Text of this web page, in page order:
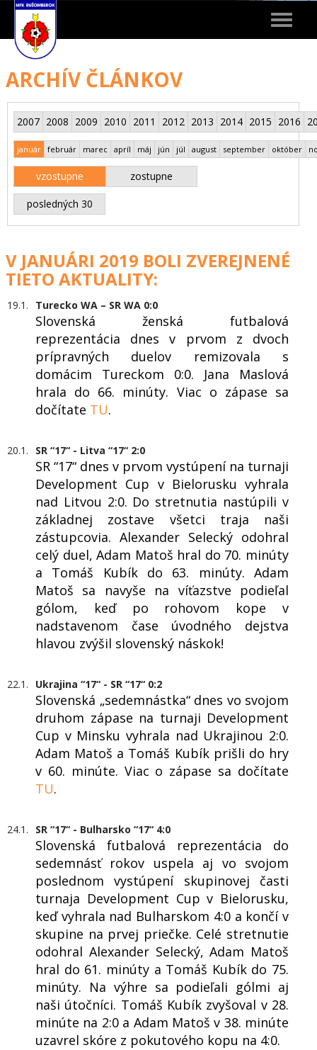
Toggle
ARCHÍV ČLÁNKOV
2007 2008 2009 2010 2011 2012 2013 2014 2015 2016
január február marec apríl máj jún júl august september október
vzostupne zostupne
posledných 30
V JANUÁRI 2019 BOLI ZVEREJNENÉ
TIETO AKTUALITY:
19.1. Turecko WA – SR WA 0:0
Slovenská ženská futbalová
reprezentácia dnes v prvom z dvoch
prípravných duelov remizovala s
domácim Tureckom 0:0. Jana Maslová
hrala do 66. minúty. Viac o zápase sa
dočítate TU.
20.1. SR “17“ - Litva “17“ 2:0
SR “17“ dnes v prvom vystúpení na turnaji
Development Cup v Bielorusku vyhrala
nad Litvou 2:0. Do stretnutia nastúpili v
základnej zostave všetci traja naši
zástupcovia. Alexander Selecký odohral
celý duel, Adam Matoš hral do 70. minúty
a Tomáš Kubík do 63. minúty. Adam
Matoš sa navyše na víťazstve podieľal
gólom, keď po rohovom kope v
nadstavenom čase úvodného dejstva
hlavou zvýšil slovenský náskok!
22.1. Ukrajina “17“ - SR “17“ 0:2
Slovenská „sedemnástka“ dnes vo svojom
druhom zápase na turnaji Development
Cup v Minsku vyhrala nad Ukrajinou 2:0.
Adam Matoš a Tomáš Kubík prišli do hry
v 60. minúte. Viac o zápase sa dočítate
TU.
24.1. SR “17“ - Bulharsko “17“ 4:0
Slovenská futbalová reprezentácia do
sedemnásť rokov uspela aj vo svojom
poslednom vystúpení skupinovej časti
turnaja Development Cup v Bielorusku,
keď vyhrala nad Bulharskom 4:0 a končí v
skupine na prvej priečke. Celé stretnutie
odohral Alexander Selecký, Adam Matoš
hral do 61. minúty a Tomáš Kubík do 75.
minúty. Na výhre sa podieľali gólmi aj
naši útočníci. Tomáš Kubík zvyšoval v 28.
minúte na 2:0 a Adam Matoš v 38. minúte
uzavrel skóre z pokutového kopu na 4:0.